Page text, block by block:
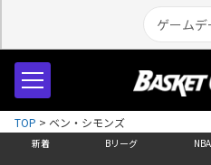
新着 Bリーグ NBA
TOP > ベン・シモンズ